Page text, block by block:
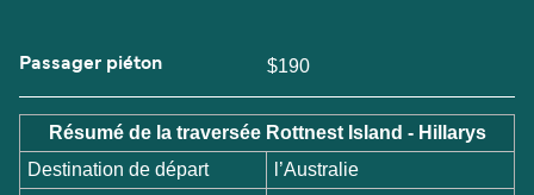
Passager piéton $190
Résumé de la traversée Rottnest Island - Hillarys
Destination de départ
l’Australie